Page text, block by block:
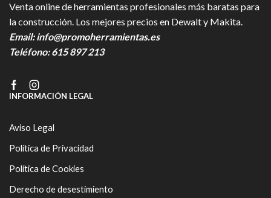
Venta online de herramientas profesionales más baratas para
la construcción. Los mejores precios en Dewalt y Makita.
Email:info@promoherramientas.es
Teléfono:615 897 213
FacebookInstagram
INFORMACIÓN LEGAL
Aviso Legal
Política de Privacidad
Política de Cookies
Derecho de desestimiento